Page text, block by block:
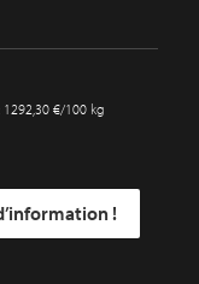
1292,30 €/100 kg
!